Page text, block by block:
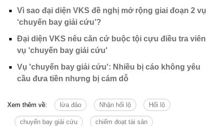
Vì sao đại diện VKS đề nghị mở rộng giai đoạn 2 vụ
‘chuyến bay giải cứu’?
Đại diện VKS nêu căn cứ buộc tội cựu điều tra viên
vụ 'chuyến bay giải cứu'
Vụ 'chuyến bay giải cứu': Nhiều bị cáo không yêu
cầu đưa tiền nhưng bị cám dỗ
Xem thêm về: lừa đảo Nhận hối lộ Hối lộ
chuyến bay giải cứu chiếm đoạt tài sản